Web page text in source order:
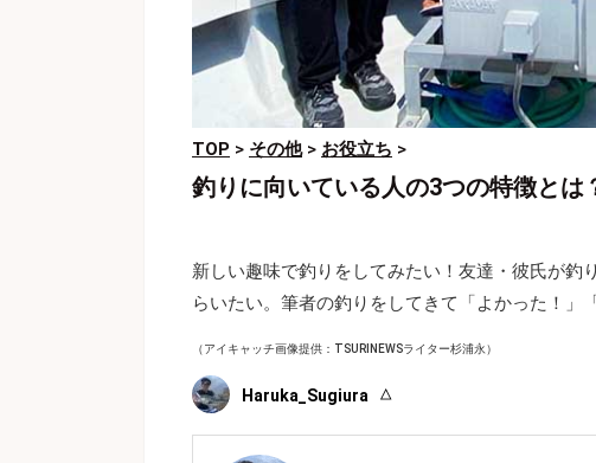
TOP > その他> お役立ち >
釣りに向いている人の3つの特徴と
新しい趣味で釣りをしてみたい！友達・彼氏が釣
らいたい。筆者の釣りをしてきて「よかった！」
（アイキャッチ画像提供：TSURINEWSライター杉浦永）
Haruka_Sugiura